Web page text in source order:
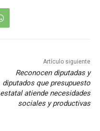
Artículo siguiente
Reconocen diputadas y
diputados que presupuesto
estatal atiende necesidades
sociales y productivas